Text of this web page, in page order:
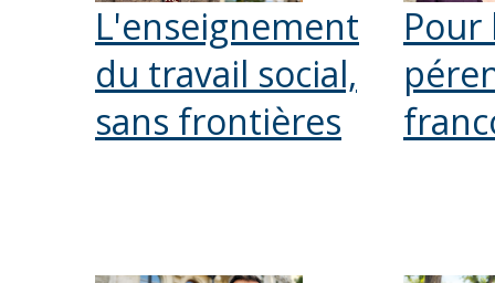
L'enseignement
du travail social,
sans frontières
Pour